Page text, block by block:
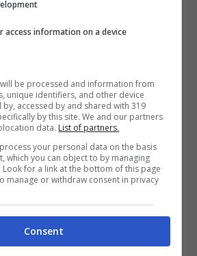
oltre a monitorare i
anche quando è il momento
nel caso.
access information on a device
be processed and information from
unique identifiers, and other device
accessed by and shared with 319
by this site. We and our partners
data. List of partners.
your personal data on the basis
which you can object to by managing
for a link at the bottom of this page
manage or withdraw consent in privacy
Consent